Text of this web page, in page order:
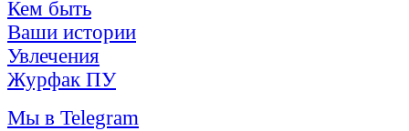
Кем быть
Ваши истории
Увлечения
Журфак ПУ
Мы в Telegram